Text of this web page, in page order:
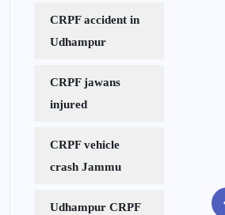
CRPF accident in
Udhampur
CRPF jawans
injured
CRPF vehicle
crash Jammu
Udhampur CRPF